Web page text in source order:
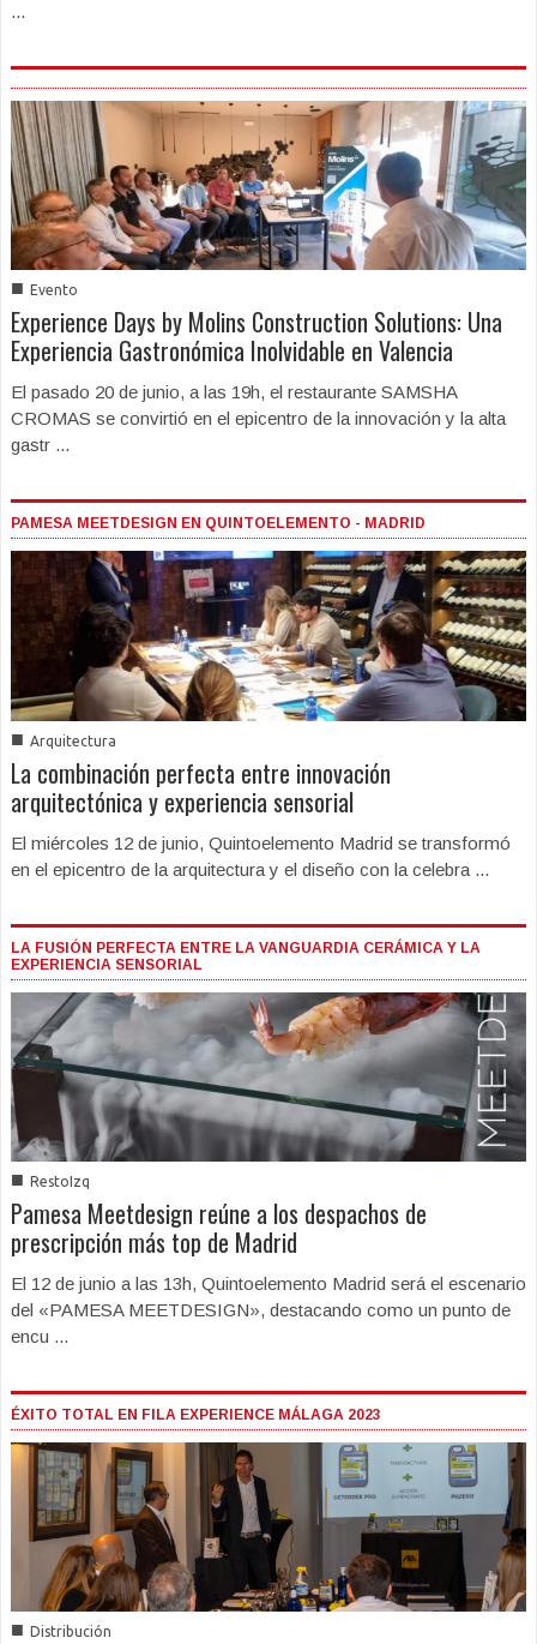
...
■ Evento
Experience Days by Molins Construction Solutions: Una
Experiencia Gastronómica Inolvidable en Valencia
El pasado 20 de junio, a las 19h, el restaurante SAMSHA
CROMAS se convirtió en el epicentro de la innovación y la alta
gastr ...
PAMESA MEETDESIGN EN QUINTOELEMENTO - MADRID
■ Arquitectura
La combinación perfecta entre innovación
arquitectónica y experiencia sensorial
El miércoles 12 de junio, Quintoelemento Madrid se transformó
en el epicentro de la arquitectura y el diseño con la celebra ...
LA FUSIÓN PERFECTA ENTRE LA VANGUARDIA CERÁMICA Y LA
EXPERIENCIA SENSORIAL
■ RestoIzq
Pamesa Meetdesign reúne a los despachos de
prescripción más top de Madrid
El 12 de junio a las 13h, Quintoelemento Madrid será el escenario
del «PAMESA MEETDESIGN», destacando como un punto de
encu ...
ÉXITO TOTAL EN FILA EXPERIENCE MÁLAGA 2023
■ Distribución